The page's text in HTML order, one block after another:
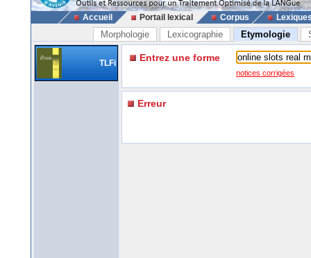
Accueil Portail lexical Corpus
Morphologie Lexicographie Etymologie
TLFi Entrez une forme
notices corrigées
Erreur